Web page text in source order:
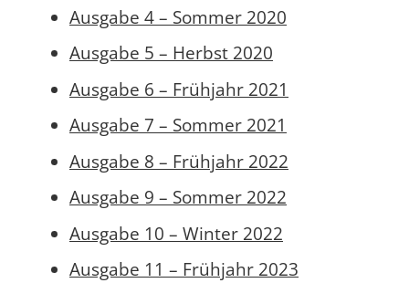
Ausgabe 4 – Sommer 2020
Ausgabe 5 – Herbst 2020
Ausgabe 6 – Frühjahr 2021
Ausgabe 7 – Sommer 2021
Ausgabe 8 – Frühjahr 2022
Ausgabe 9 – Sommer 2022
Ausgabe 10 – Winter 2022
Ausgabe 11 – Frühjahr 2023